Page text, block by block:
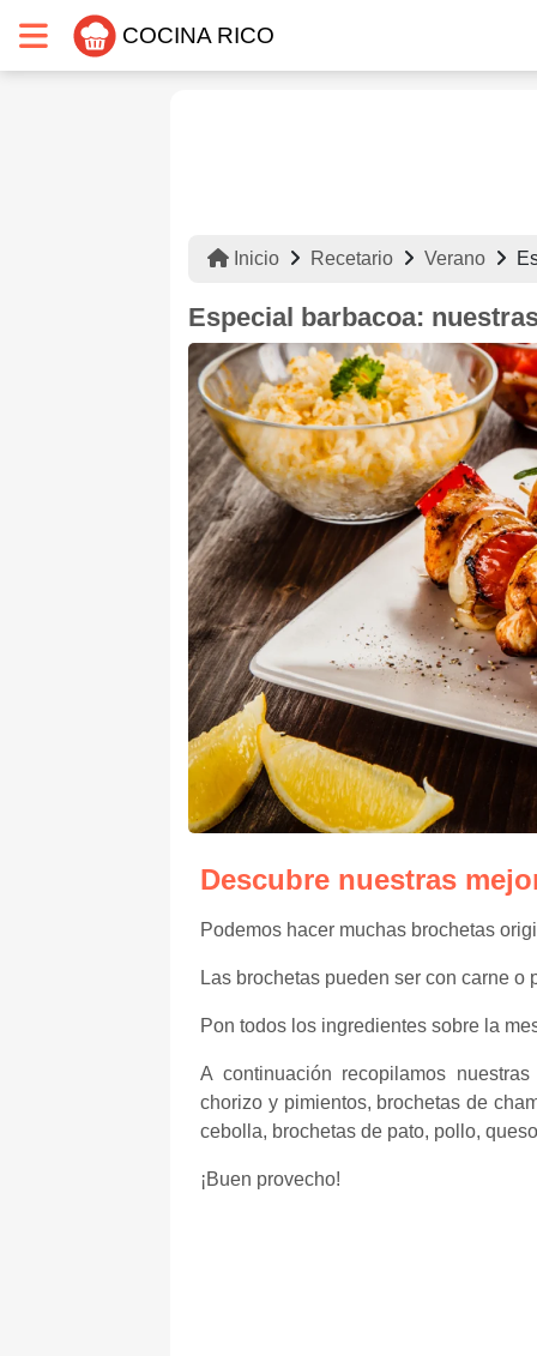
COCINA RICO
Inicio Recetario Verano
Especial barbacoa:
Descubre nuestras
Podemos hacer muchas brochetas
Las brochetas pueden ser con carne
Pon todos los ingredientes sobre la
A continuación recopilamos
chorizo y pimientos, brochetas de
cebolla, brochetas de pato, pollo,
¡Buen provecho!